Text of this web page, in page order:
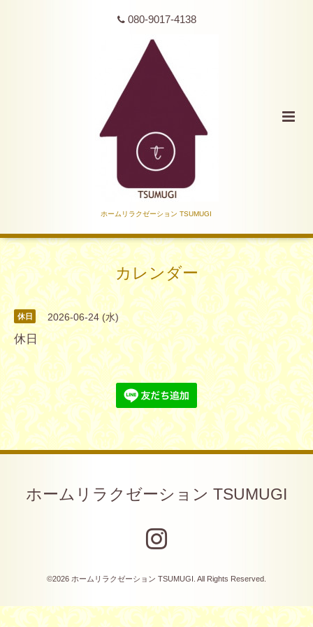
080-9017-4138
ホームリラクゼーション TSUMUGI
カレンダー
休日 2026-06-24 (水)
休日
ホームリラクゼーション TSUMUGI
©2026 ホームリラクゼーション TSUMUGI . All Rights Reserved.